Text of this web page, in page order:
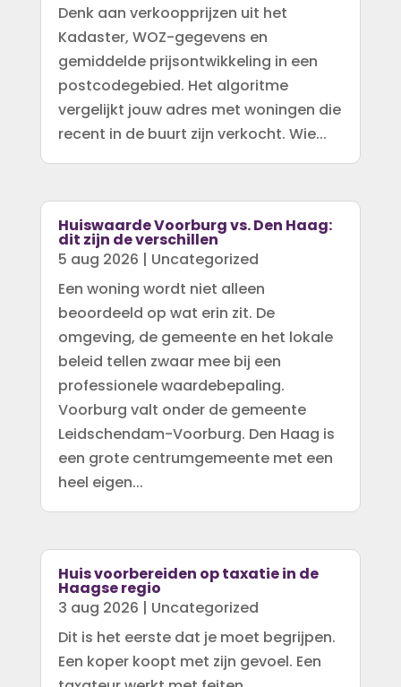
Denk aan verkoopprijzen uit het
Kadaster, WOZ-gegevens en
gemiddelde prijsontwikkeling in een
postcodegebied. Het algoritme
vergelijkt jouw adres met woningen die
recent in de buurt zijn verkocht. Wie...
Huiswaarde Voorburg vs. Den Haag:
dit zijn de verschillen
5 aug 2026 | Uncategorized
Een woning wordt niet alleen
beoordeeld op wat erin zit. De
omgeving, de gemeente en het lokale
beleid tellen zwaar mee bij een
professionele waardebepaling.
Voorburg valt onder de gemeente
Leidschendam-Voorburg. Den Haag is
een grote centrumgemeente met een
heel eigen...
Huis voorbereiden op taxatie in de
Haagse regio
3 aug 2026 | Uncategorized
Dit is het eerste dat je moet begrijpen.
Een koper koopt met zijn gevoel. Een